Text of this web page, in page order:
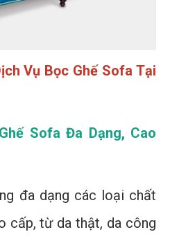
Vụ Bọc Ghế Sofa Tại
Sofa Đa Dạng, Cao
đa dạng các loại chất
cấp, từ da thật, da công